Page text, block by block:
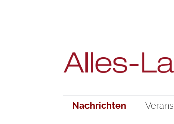
Nachrichten